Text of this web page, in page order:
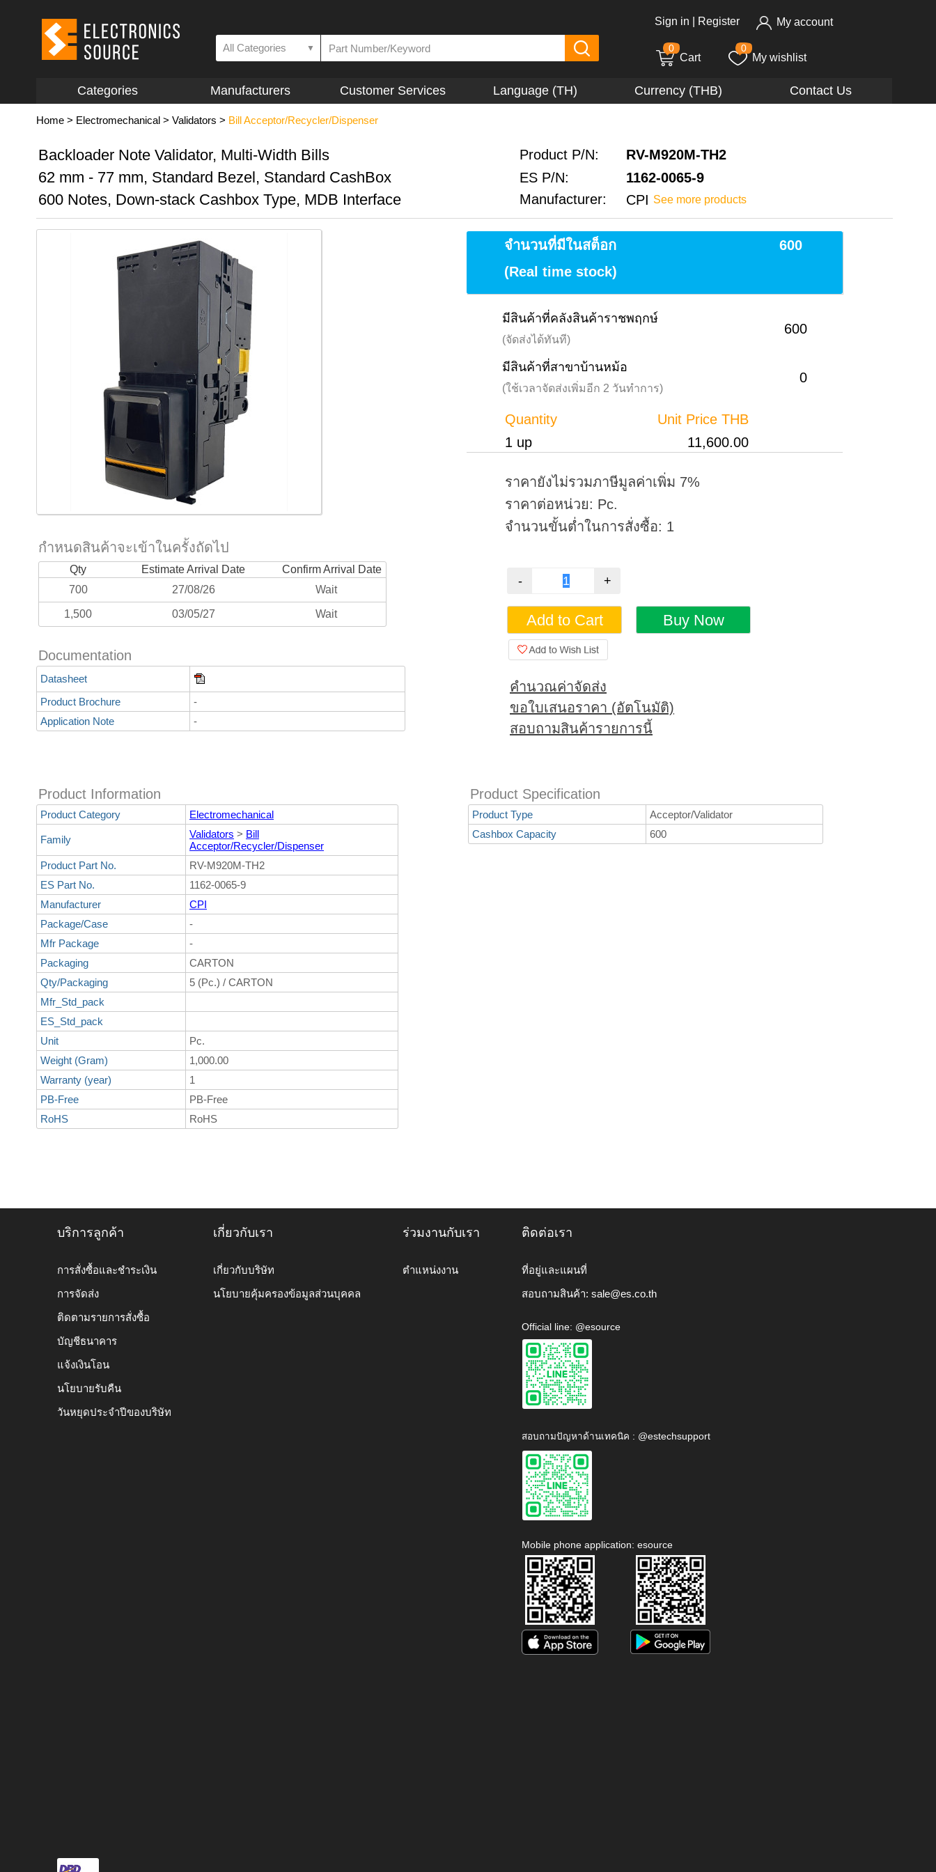
All Categories ▼
Sign in Register My account
0
Cart
0
My wishlist
Categories Manufacturers Customer Services Language (TH) Currency (THB) Contact Us
Home > Electromechanical > Validators > Bill Acceptor/Recycler/Dispenser
Backloader Note Validator, Multi-Width Bills Product P/N: RV-M920M-TH2
62 mm - 77 mm, Standard Bezel, Standard CashBox ES P/N: 1162-0065-9
600 Notes, Down-stack Cashbox Type, MDB Interface Manufacturer: CPI See more products
กำหนดสินค้าจะเข้าในครั้งถัดไป
Qty Estimate Arrival Date
Confirm Arrival Date
700
27/08/26 Wait
1,500 03/05/27 Wait
Documentation
Datasheet
Product Brochure
-
Application Note
-
จำนวนที่มีในสต็อก
600
(Real time stock)
มีสินค้าที่คลังสินค้าราชพฤกษ์
(จัดส่งได้ทันที)
600
มีสินค้าที่สาขาบ้านหม้อ
(ใช้เวลาจัดส่งเพิ่มอีก 2 วันทำการ)
0
Quantity
Unit Price THB
1 up
11,600.00
ราคายังไม่รวมภาษีมูลค่าเพิ่ม 7%
ราคาต่อหน่วย: Pc.
จำนวนขั้นต่ำในการสั่งซื้อ: 1
คำนวณค่าจัดส่ง
ขอใบเสนอราคา (อัตโนมัติ)
สอบถามสินค้ารายการนี้
Product Information
Product Category Electromechanical
Family Validators > Bill
Acceptor/Recycler/Dispenser
Product Part No.
RV-M920M-TH2
ES Part No.
1162-0065-9
Manufacturer
CPI
Package/Case
-
Mfr Package
-
Packaging
CARTON
Qty/Packaging
5 (Pc.) / CARTON
Mfr_Std_pack
ES_Std_pack
Unit
Pc.
Weight (Gram)
1,000.00
Warranty (year)
1
PB-Free
PB-Free
RoHS
RoHS
Product Specification
Product Type
Acceptor/Validator
Cashbox Capacity
600
บริการลูกค้า
การสั่งซื้อและชำระเงิน
การจัดส่ง
ติดตามรายการสั่งซื้อ
บัญชีธนาคาร
แจ้งเงินโอน
นโยบายรับคืน
วันหยุดประจำปีของบริษัท
เกี่ยวกับเรา
เกี่ยวกับบริษัท
นโยบายคุ้มครองข้อมูลส่วนบุคคล
ร่วมงานกับเรา
ตำแหน่งงาน
ติดต่อเรา
ที่อยู่และแผนที่
สอบถามสินค้า: sale@es.co.th
Official line: @esource
สอบถามปัญหาด้านเทคนิค : @estechsupport
Mobile phone application: esource